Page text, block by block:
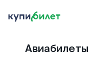
Авиабилеты